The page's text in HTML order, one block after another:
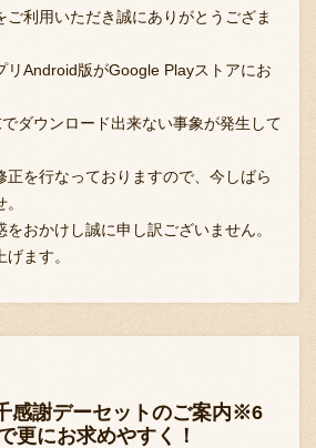
ご利用いただき誠にありがとうござま
リAndroid版がGoogle Playストアにお
ダウンロード出来ない事象が発生して
正を行なっておりますので、今しばら
おかけし誠に申し訳ございません。
ます。
感謝デーセットのご案内※6
更にお求めやすく！